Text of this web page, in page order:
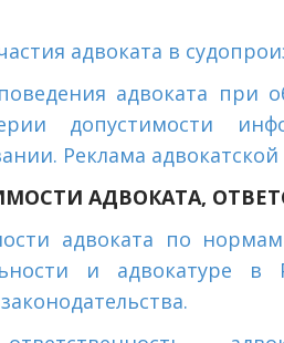
адвоката в
адвоката
допустимости
Реклама адвокатской
АДВОКАТА,
адвоката по
и адвокатуре в